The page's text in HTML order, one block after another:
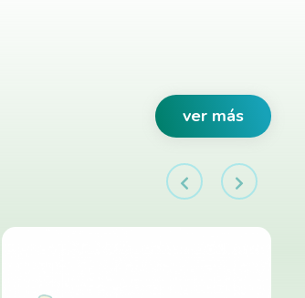
ver más